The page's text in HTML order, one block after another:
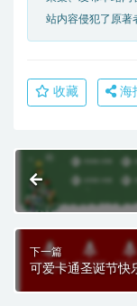
站内容侵犯了原著
收藏 海
下一篇
可爱卡通圣诞节快